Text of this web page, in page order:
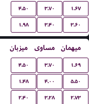
۴.۵۰ ۳.۷۰ ۱.۶۷
۱.۹۸ ۳.۴۰ ۳.۶۰
میزبان مساوی میهمان
۴.۵۰ ۳.۷۰ ۱.۶۹
۱.۴۸ ۴.۰۰ ۵.۵۰
۲.۴۰ ۳.۲۸ ۲.۷۳